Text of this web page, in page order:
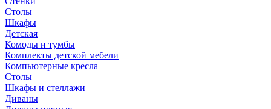
Столы
Шкафы
Детская
Комоды и тумбы
Комплекты детской мебели
Компьютерные кресла
Столы
Шкафы и стеллажи
Диваны